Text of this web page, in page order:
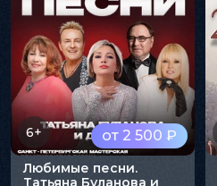
от 2 500 ₽
6+
Любимые песни.